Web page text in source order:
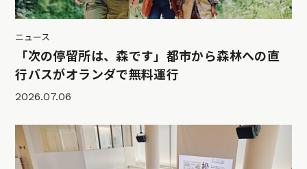
ニュース
「次の停留所は、森です」都市から森林への直
行バスがオランダで無料運行
2026.07.06